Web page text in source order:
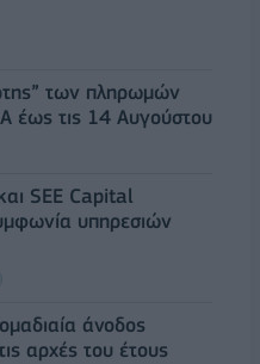
των πληρωμών
έως τις 14 Αυγούστου
SEE Capital
υπηρεσιών
άνοδος
αρχές του έτους